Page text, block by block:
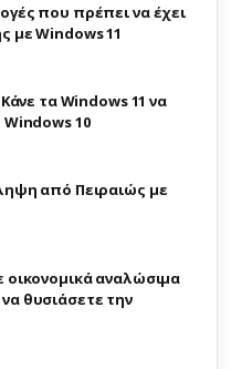
που πρέπει να έχει
με Windows 11
τα Windows 11 να
Windows 10
από Πειραιώς με
οικονομικά αναλώσιμα
θυσιάσετε την